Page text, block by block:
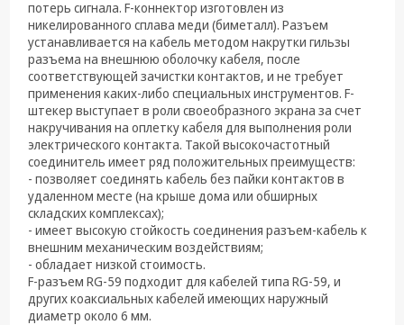
Электрика
Светотехника
Товары для
дома и Бытовая
техника
Компьютерные
комплектующие
Системы
безопасности
потерь сигнала. F-коннектор изготовлен из
никелированного сплава меди (биметалл). Разъем
устанавливается на кабель методом накрутки гильзы
разъема на внешнюю оболочку кабеля, после
соответствующей зачистки контактов, и не требует
применения каких-либо специальных инструментов. F-
штекер выступает в роли своеобразного экрана за счет
накручивания на оплетку кабеля для выполнения роли
электрического контакта. Такой высокочастотный
соединитель имеет ряд положительных преимуществ:
- позволяет соединять кабель без пайки контактов в
удаленном месте (на крыше дома или обширных
складских комплексах);
- имеет высокую стойкость соединения разъем-кабель к
внешним механическим воздействиям;
- обладает низкой стоимость.
F-разъем RG-59 подходит для кабелей типа RG-59, и
других коаксиальных кабелей имеющих наружный
диаметр около 6 мм.